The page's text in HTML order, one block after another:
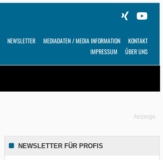
NEWSLETTER MEDIADATEN / MEDIA INFORMATION
KONTAKT
IMPRESSUM
ÜBER UNS
Anzeige
NEWSLETTER FÜR PROFIS